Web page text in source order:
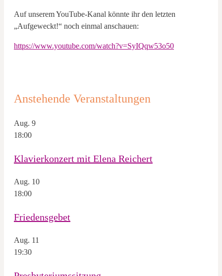
Auf unserem YouTube-Kanal könnte ihr den letzten
„Aufgeweckt!“ noch einmal anschauen:
https://www.youtube.com/watch?v=SyIQqw53o50
Anstehende Veranstaltungen
Aug. 9
18:00
Klavierkonzert mit Elena Reichert
Aug. 10
18:00
Friedensgebet
Aug. 11
19:30